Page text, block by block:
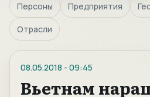
Персоны Предприятия
Отрасли
08.05.2018 - 09:45
Вьетнам